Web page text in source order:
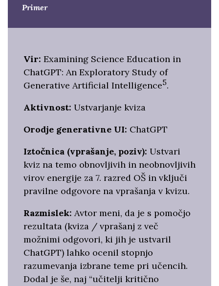
Primer
Vir: Examining Science Education in
ChatGPT: An Exploratory Study of
Generative Artificial Intelligence5.
Aktivnost: Ustvarjanje kviza
Orodje generativne UI: ChatGPT
Iztočnica (vprašanje, poziv): Ustvari
kviz na temo obnovljivih in neobnovljivih
virov energije za 7. razred OŠ in vključi
pravilne odgovore na vprašanja v kvizu.
Razmislek: Avtor meni, da je s pomočjo
rezultata (kviza / vprašanj z več
možnimi odgovori, ki jih je ustvaril
ChatGPT) lahko ocenil stopnjo
razumevanja izbrane teme pri učencih.
Dodal je še, naj “učitelji kritično